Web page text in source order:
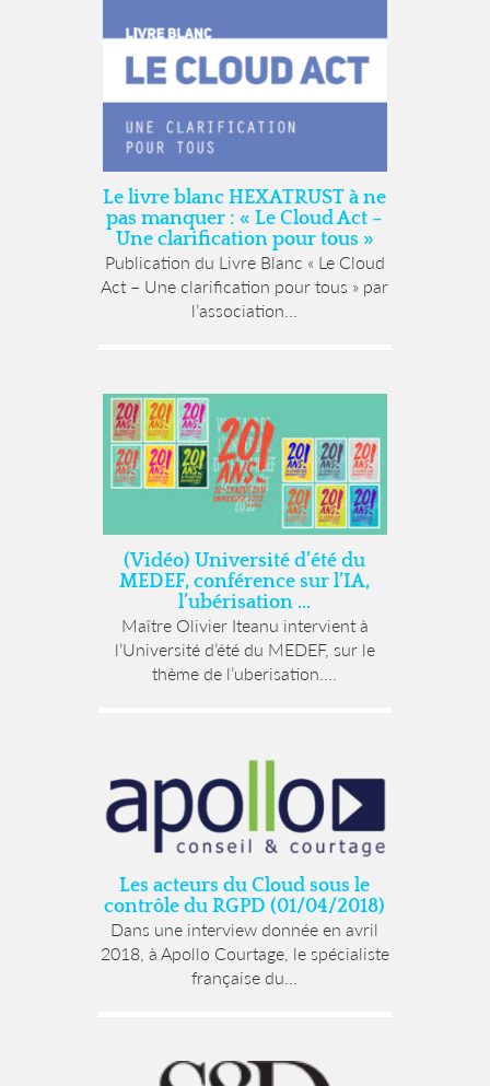
Le livre blanc HEXATRUST à ne
pas manquer : « Le Cloud Act –
Une clarification pour tous »
Publication du Livre Blanc « Le Cloud
Act – Une clarification pour tous » par
l’association...
(Vidéo) Université d’été du
MEDEF, conférence sur l’IA,
l’ubérisation …
Maître Olivier Iteanu intervient à
l’Université d’été du MEDEF, sur le
thème de l’uberisation....
Les acteurs du Cloud sous le
contrôle du RGPD (01/04/2018)
Dans une interview donnée en avril
2018, à Apollo Courtage, le spécialiste
française du...